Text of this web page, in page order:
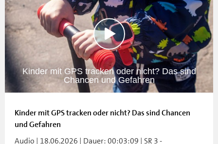
Kinder mit GPS tracken oder nicht? Das sind
Chancen und Gefahren
Kinder mit GPS tracken oder nicht? Das sind Chancen
und Gefahren
Audio | 18.06.2026 | Dauer: 00:03:09 | SR 3 -